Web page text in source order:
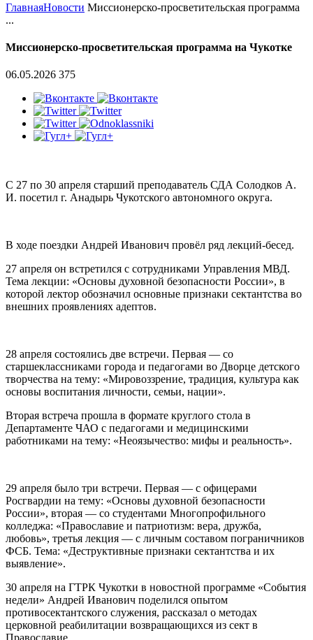
ГлавнаяНовости Миссионерско-просветительская программа
...
Миссионерско-просветительская программа на Чукотке
06.05.2026 375
С 27 по 30 апреля старший преподаватель СДА Солодков А.
И. посетил г. Анадырь Чукотского автономного округа.
В ходе поездки Андрей Иванович провёл ряд лекций-бесед.
27 апреля он встретился с сотрудниками Управления МВД.
Тема лекции: «Основы духовной безопасности России», в
которой лектор обозначил основные признаки сектантства во
внешних проявлениях адептов.
28 апреля состоялись две встречи. Первая — со
старшеклассниками города и педагогами во Дворце детского
творчества на тему: «Мировоззрение, традиция, культура как
основы воспитания личности, семьи, нации».
Вторая встреча прошла в формате круглого стола в
Департаменте ЧАО с педагогами и медицинскими
работниками на тему: «Неоязычество: мифы и реальность».
29 апреля было три встречи. Первая — с офицерами
Росгвардии на тему: «Основы духовной безопасности
России», вторая — со студентами Многопрофильного
колледжа: «Православие и патриотизм: вера, дружба,
любовь», третья лекция — с личным составом пограничников
ФСБ. Тема: «Деструктивные признаки сектантства и их
выявление».
30 апреля на ГТРК Чукотки в новостной программе «События
недели» Андрей Иванович поделился опытом
противосектантского служения, рассказал о методах
церковной реабилитации возвращающихся из сект в